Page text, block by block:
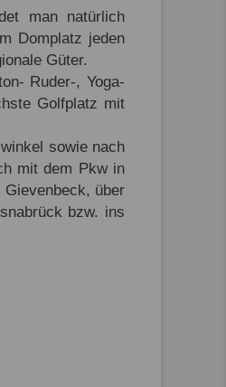
man natürlich
Domplatz jeden
Güter.
Ruder-, Yoga-
Golfplatz mit
sowie nach
mit dem Pkw in
über
bzw. ins